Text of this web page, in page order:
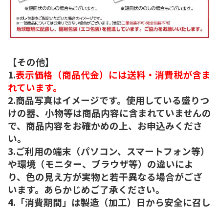
【その他】
1.表示価格（商品代金）には送料・消費税が含ま
れています。
2.商品写真はイメージです。使用している盛りつ
けの器、小物等は商品内容に含まれていませんの
で、商品内容をお確かめの上、お申込みくださ
い。
3.ご利用の端末（パソコン、スマートフォン等）
や環境（モニター、ブラウザ等）の違いによ
り、色の見え方が実物と若干異なる場合がござ
います。あらかじめご了承ください。
4.「消費期間」は製造（加工）日から安全に召し